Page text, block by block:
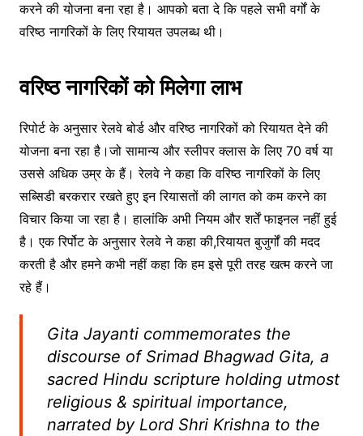
करने की योजना बना रहा है। आपको बता दे कि पहले सभी वर्गों के
वरिष्ठ नागरिकों के लिए रियायत उपलब्ध थी।
वरिष्ठ नागरिकों को मिलेगा लाभ
रिपोर्ट के अनुसार रेलवे बोर्ड और वरिष्ठ नागरिकों को रियायत देने की
योजना बना रहा है।जो सामान्य और स्लीपर क्लास के लिए 70 वर्ष या
उससे अधिक उम्र के हैं। रेलवे ने कहा कि वरिष्ठ नागरिकों के लिए
सब्सिडी बरकरार रखते हुए इन रियासतों की लागत को कम करने का
विचार किया जा रहा है। हालांकि अभी नियम और शर्तें फाइनल नहीं हुई
है। एक रिर्पोट के अनुसार रेलवे ने कहा की,रियायत बुजुर्गों की मदद
करती है और हमने कभी नहीं कहा कि हम इसे पूरी तरह खत्म करने जा
रहे हैं।
Gita Jayanti commemorates the
discourse of Srimad Bhagwad Gita, a
sacred Hindu scripture holding utmost
religious & spiritual importance,
narrated by Lord Shri Krishna to the